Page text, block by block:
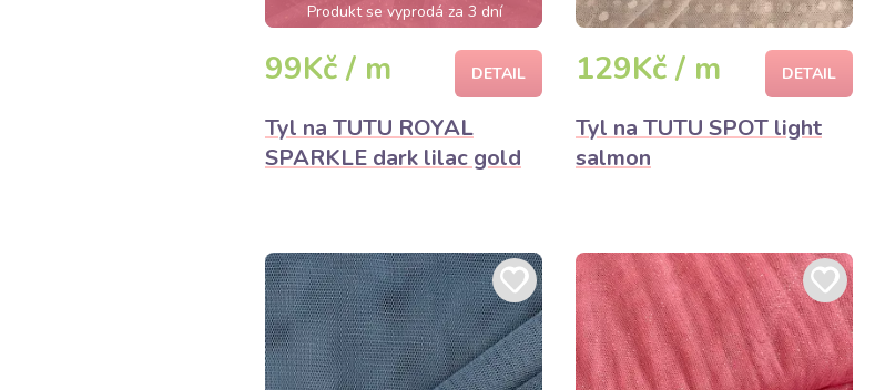
Produkt se vyprodá za 3 dní
99Kč / m DETAIL
Tyl na TUTU ROYAL
SPARKLE dark lilac gold
129Kč / m DETAIL
Tyl na TUTU SPOT light
salmon